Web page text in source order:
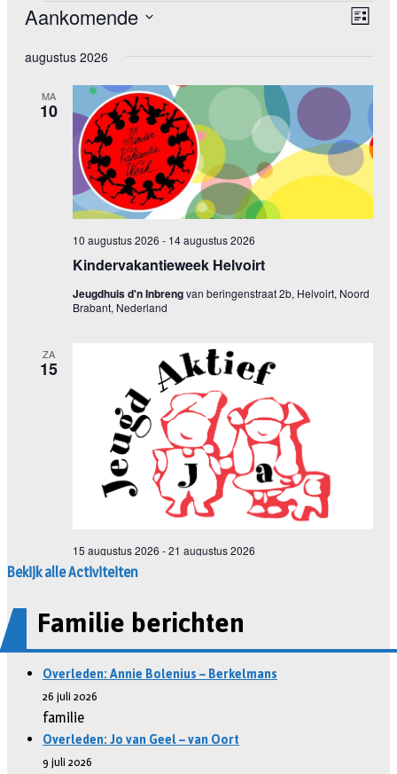
Bekijk alle Activiteiten
Familie berichten
Overleden: Annie Bolenius – Berkelmans
26 juli 2026
familie
Overleden: Jo van Geel – van Oort
9 juli 2026